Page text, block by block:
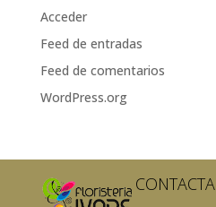
Acceder
Feed de entradas
Feed de comentarios
WordPress.org
CONTACTA